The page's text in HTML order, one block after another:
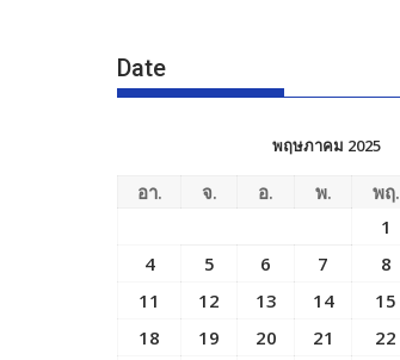
Date
พฤษภาคม 2025
อา. จ. อ. พ. พฤ.
1
4
5 6 7 8
11
12 13 14 15
18
19 20 21 22